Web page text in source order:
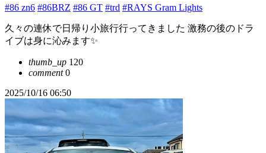
#86 zn6 #86BRZ #86 GT #trd #RAYS Gram Lights
久々の連休で日帰り小旅行行ってきました 激務の後のドラ
イブは身に沁みます✨
thumb_up 120
comment0
2025/10/16 06:50